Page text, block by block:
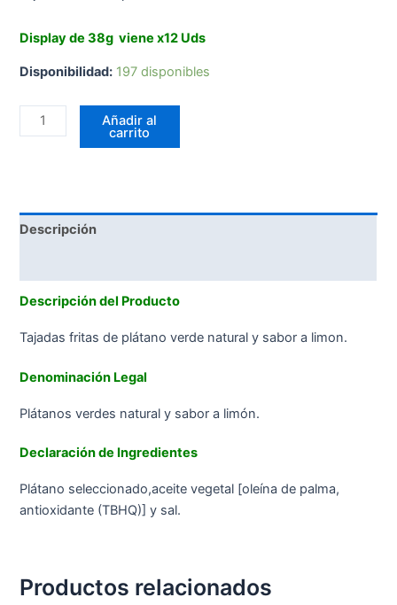
Display de 38g viene x12 Uds
Disponibilidad: 197 disponibles
Añadir al
carrito
Descripción
Descripción del Producto
Tajadas fritas de plátano verde natural y sabor a limon.
Denominación Legal
Plátanos verdes natural y sabor a limón.
Declaración de Ingredientes
Plátano seleccionado,aceite vegetal [oleína de palma,
antioxidante (TBHQ)] y sal.
Productos relacionados